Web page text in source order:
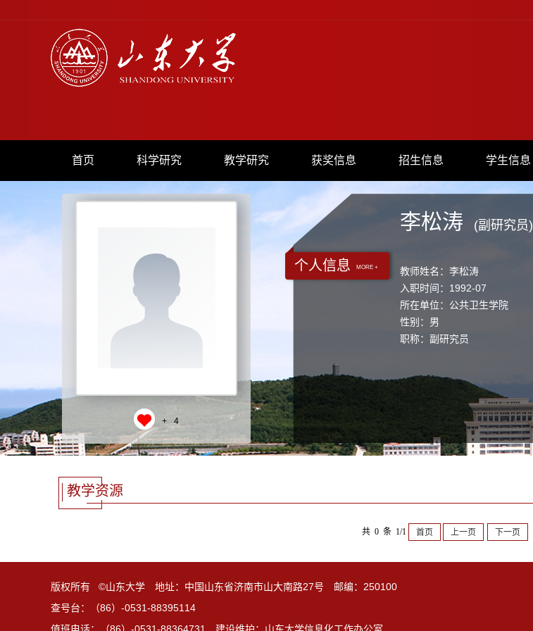
首页 科学研究 教学研究 获奖信息 招生信息 学生信息
+ 4
个人信息 MORE +
李松涛 (副研究员)
教师姓名：李松涛
入职时间：1992-07
所在单位：公共卫生学院
性别：男
职称：副研究员
教学资源
共 0 条 1/1 首页 上一页 下一页
版权所有 ©山东大学 地址：中国山东省济南市山大南路27号 邮编：250100
查号台：（86）-0531-88395114